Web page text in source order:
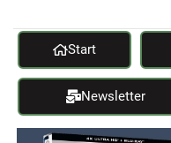
Start
Newsletter